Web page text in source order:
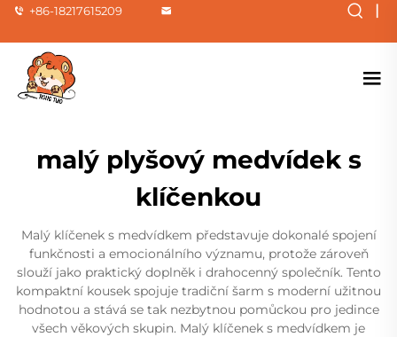
+86-18217615209 |
malý plyšový medvídek s
klíčenkou
Malý klíčenek s medvídkem představuje dokonalé spojení
funkčnosti a emocionálního významu, protože zároveň
slouží jako praktický doplněk i drahocenný společník. Tento
kompaktní kousek spojuje tradiční šarm s moderní užitnou
hodnotou a stává se tak nezbytnou pomůckou pro jedince
všech věkových skupin. Malý klíčenek s medvídkem je